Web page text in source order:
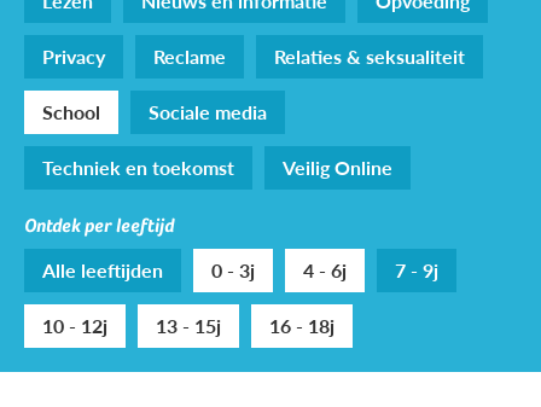
Privacy
Reclame
Relaties & seksualiteit
School
Sociale media
Techniek en toekomst
Veilig Online
Ontdek per leeftijd
Alle leeftijden 0 - 3j 4 - 6j
7 - 9j
10 - 12j
13 - 15j 16 - 18j